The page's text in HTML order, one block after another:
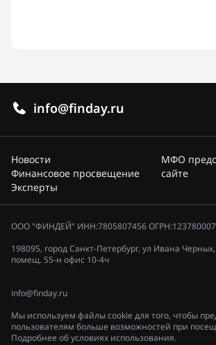
info@finday.ru
Новости
Финансовое просвещение
Эксперты
МФО
сайте
ООО "ФИНДЕЙ" ИНН:7805807456
198095, город Санкт-Петербург, ул Ивана
помещ. 55-н офис 10-4ч
info@finday.ru
Мы используем файлы cookie для того, чтобы
пользователям больше возможностей при
Подробнее об условиях использования.